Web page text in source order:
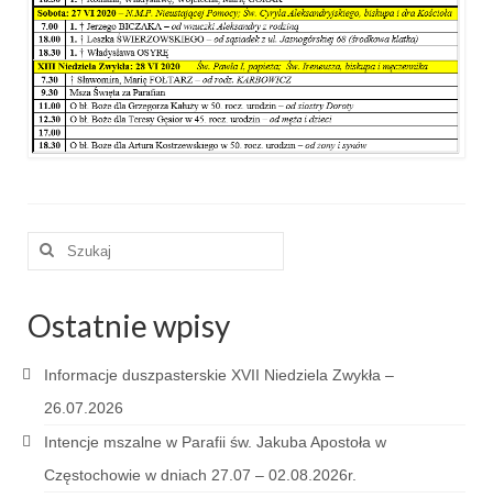
e-Katolik
Nabożeństwa
Nabożeństwa różne
Sakrament chrztu
Sakrament bierzmowania
Sakrament małżeństwa
Sakrament kapłaństwa
Szuklaj
Ostatnie wpisy
Informacje duszpasterskie XVII Niedziela Zwykła –
26.07.2026
Intencje mszalne w Parafii św. Jakuba Apostoła w
Częstochowie w dniach 27.07 – 02.08.2026r.